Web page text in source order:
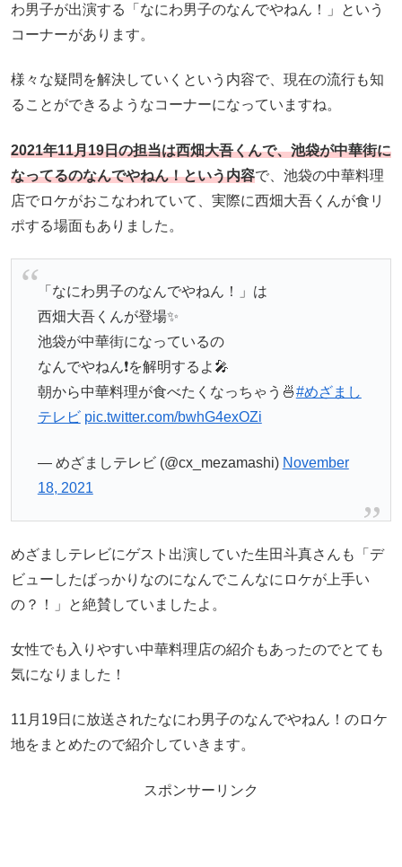
わ男子が出演する「なにわ男子のなんでやねん！」という
コーナーがあります。
様々な疑問を解決していくという内容で、現在の流行も知
ることができるようなコーナーになっていますね。
2021年11月19日の担当は西畑大吾くんで、池袋が中華街に
なってるのなんでやねん！という内容で、池袋の中華料理
店でロケがおこなわれていて、実際に西畑大吾くんが食リ
ポする場面もありました。
「なにわ男子のなんでやねん！」は
西畑大吾くんが登場✨
池袋が中華街になっているの
なんでやねん❗️を解明するよ🎤
朝から中華料理が食べたくなっちゃう🍜#めざまし
テレビ pic.twitter.com/bwhG4exOZi
— めざましテレビ (@cx_mezamashi) November
18, 2021
めざましテレビにゲスト出演していた生田斗真さんも「デ
ビューしたばっかりなのになんでこんなにロケが上手い
の？！」と絶賛していましたよ。
女性でも入りやすい中華料理店の紹介もあったのでとても
気になりました！
11月19日に放送されたなにわ男子のなんでやねん！のロケ
地をまとめたので紹介していきます。
スポンサーリンク